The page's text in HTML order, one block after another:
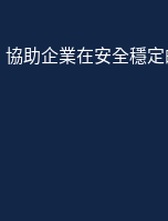
助企業在安全穩